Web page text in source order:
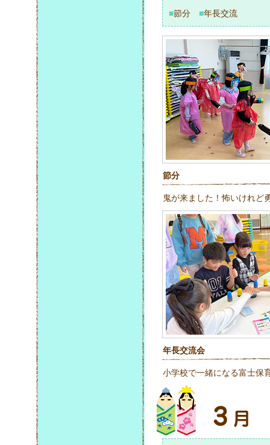
■節分 ■年長交流
節分
鬼が来ました！怖いけれど
年長交流会
小学校で一緒になる富士保